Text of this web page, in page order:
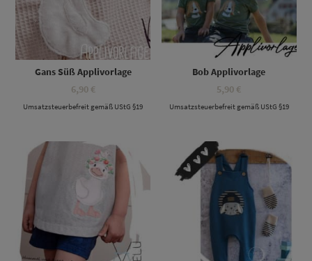
Gans Süß Applivorlage
6,90 €
Umsatzsteuerbefreit gemäß UStG §19
Bob Applivorlage
5,90 €
Umsatzsteuerbefreit gemäß UStG §19